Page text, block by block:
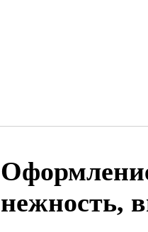
нежность,